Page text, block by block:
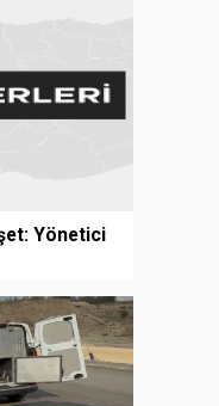
Yönetici